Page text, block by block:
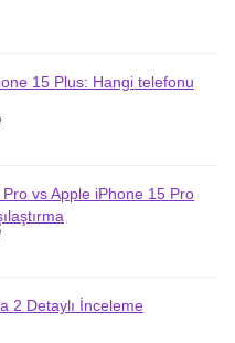
15 Plus: Hangi telefonu
vs Apple iPhone 15 Pro
2 Detaylı İnceleme